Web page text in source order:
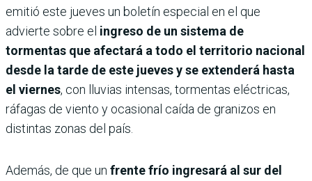
emitió este jueves un boletín especial en el que
advierte sobre el ingreso de un sistema de
tormentas que afectará a todo el territorio nacional
desde la tarde de este jueves y se extenderá hasta
el viernes, con lluvias intensas, tormentas eléctricas,
ráfagas de viento y ocasional caída de granizos en
distintas zonas del país.
Además, de que un frente frío ingresará al sur del